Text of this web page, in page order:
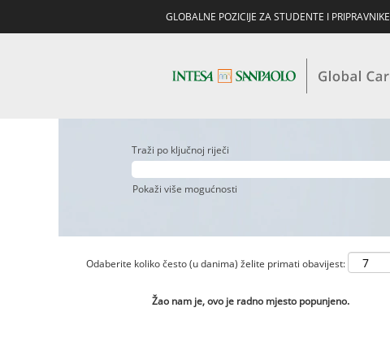
GLOBALNE POZICIJE ZA STUDENTE I PRIPRAVNIKE
Traži po ključnoj riječi
Pokaži više mogućnosti
Odaberite koliko često (u danima) želite primati obavijest:
Žao nam je, ovo je radno mjesto popunjeno.